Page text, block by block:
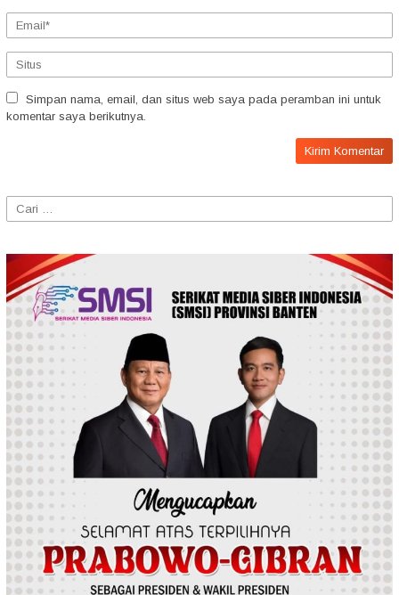
Simpan nama, email, dan situs web saya pada peramban ini untuk
komentar saya berikutnya.
Cari
untuk: